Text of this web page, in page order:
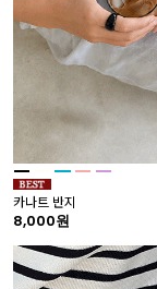
카나트 반지
8,000원